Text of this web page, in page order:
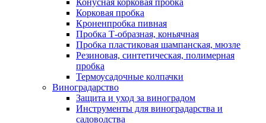
Конусная корковая пробка
Корковая пробка
Кроненпробка пивная
Пробка Т-образная, коньячная
Пробка пластиковая шампанская, мюзле
Резиновая, синтетическая, полимерная
пробка
Термоусадочные колпачки
Виноградарство
Защита и уход за виноградом
Инструменты для виноградарства и
садоводства